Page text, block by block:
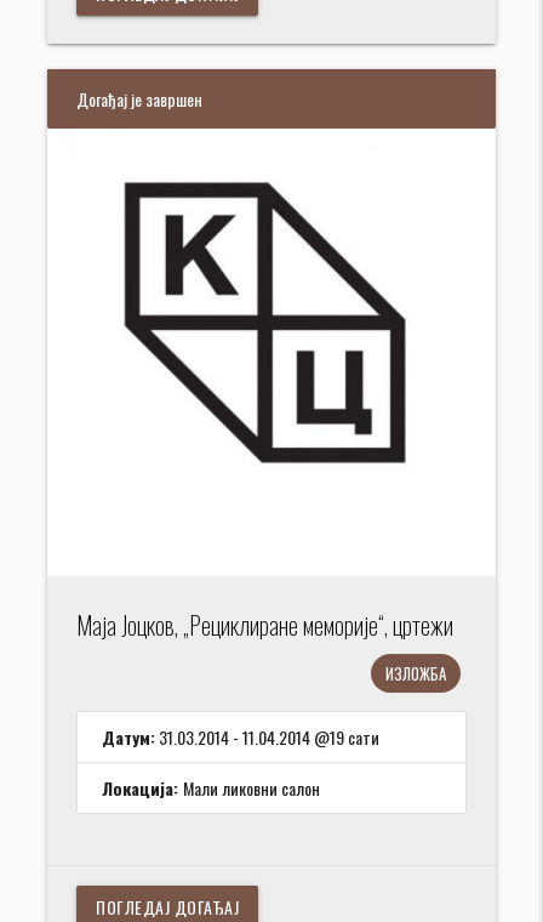
Догађај је завршен
Маја Јоцков, „Рециклиране меморије“, цртежи
ИЗЛОЖБА
Датум:31.03.2014 - 11.04.2014 @19 сати
Локација: Мали ликовни салон
ПОГЛЕДАЈ ДОГАЂАЈ